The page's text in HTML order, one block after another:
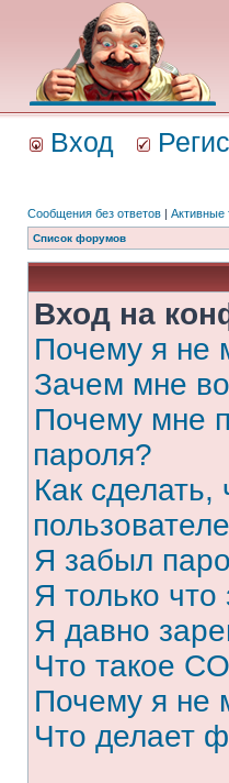
Вход
Сообщения без ответов | Активные
Список форумов
Вход на
Почему я не
Зачем мне
Почему мне
пароля?
Как сделать,
Я забыл
Я только что
Я давно
Что такое
Почему я не
Что делает